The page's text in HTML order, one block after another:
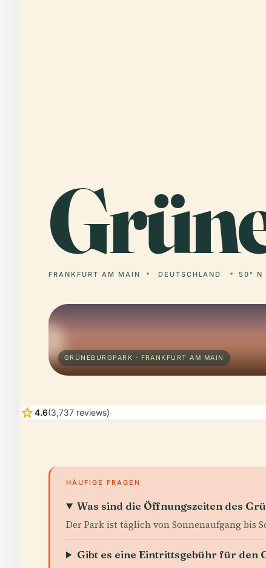
FRANKFURT AM MAIN DEUTSCHLAND 50° N
GRÜNEBURGPARK · FRANKFURT AM MAIN
star4.6(3,737 reviews)
HÄUFIGE FRAGEN
Was sind die Öffnungszeiten des
Der Park ist täglich von Sonnenaufgang bis
Gibt es eine Eintrittsgebühr für den